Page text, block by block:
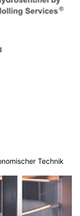
Technik